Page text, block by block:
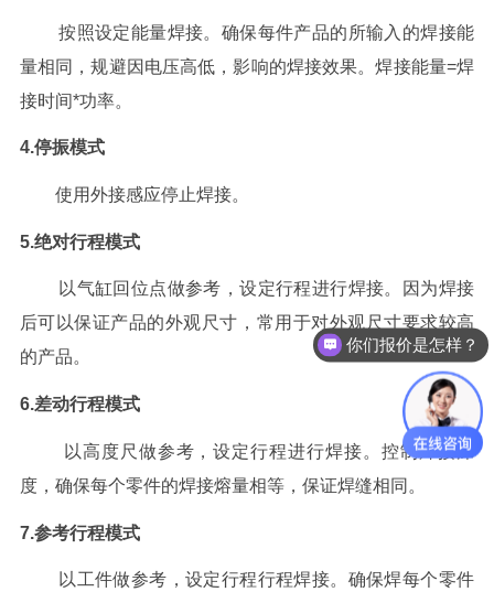
按照设定能量焊接。确保每件产品的所输入的焊接能
量相同，规避因电压高低，影响的焊接效果。焊接能量=焊
接时间*功率。
4.停振模式
使用外接感应停止焊接。
5.绝对行程模式
以气缸回位点做参考，设定行程进行焊接。因为焊接
后可以保证产品的外观尺寸，常用于对外观尺寸要求较高
的产品。
6.差动行程模式
以高度尺做参考，设定行程进行焊接。控制焊接深
度，确保每个零件的焊接熔量相等，保证焊缝相同。
7.参考行程模式
以工件做参考，设定行程行程焊接。确保焊每个零件
你们报价是怎样？